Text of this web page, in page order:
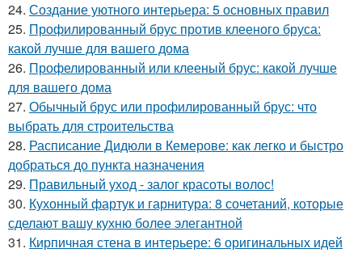
24. Создание уютного интерьера: 5 основных правил
25. Профилированный брус против клееного бруса:
какой лучше для вашего дома
26. Профелированный или клееный брус: какой лучше
для вашего дома
27. Обычный брус или профилированный брус: что
выбрать для строительства
28. Расписание Дидюли в Кемерове: как легко и быстро
добраться до пункта назначения
29. Правильный уход - залог красоты волос!
30. Кухонный фартук и гарнитура: 8 сочетаний, которые
сделают вашу кухню более элегантной
31. Кирпичная стена в интерьере: 6 оригинальных идей